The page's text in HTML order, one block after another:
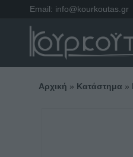
Email: info@kourkoutas.gr
Αρχική » Κατάστημα »